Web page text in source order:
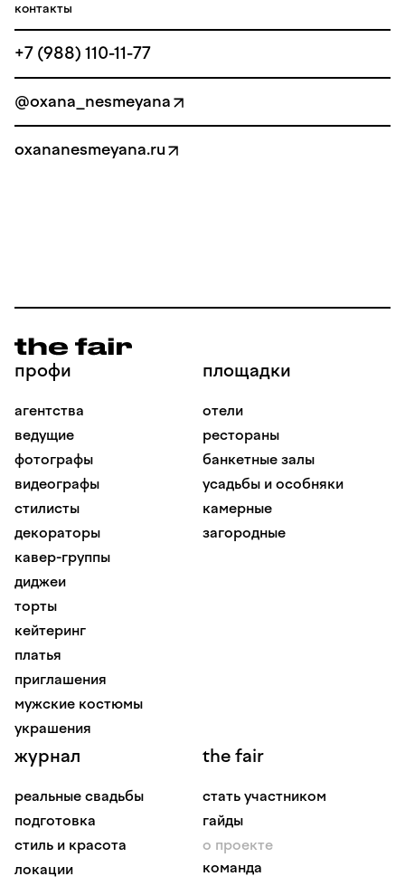
контакты
+7 (988) 110-11-77
@oxana_nesmeyana
oxananesmeyana.ru
профи
агентства
ведущие
фотографы
видеографы
стилисты
декораторы
кавер-группы
диджеи
торты
кейтеринг
платья
приглашения
мужские костюмы
украшения
площадки
отели
рестораны
банкетные залы
усадьбы и особняки
камерные
загородные
журнал
реальные свадьбы
подготовка
стиль и красота
локации
the fair
стать участником
гайды
о проекте
команда